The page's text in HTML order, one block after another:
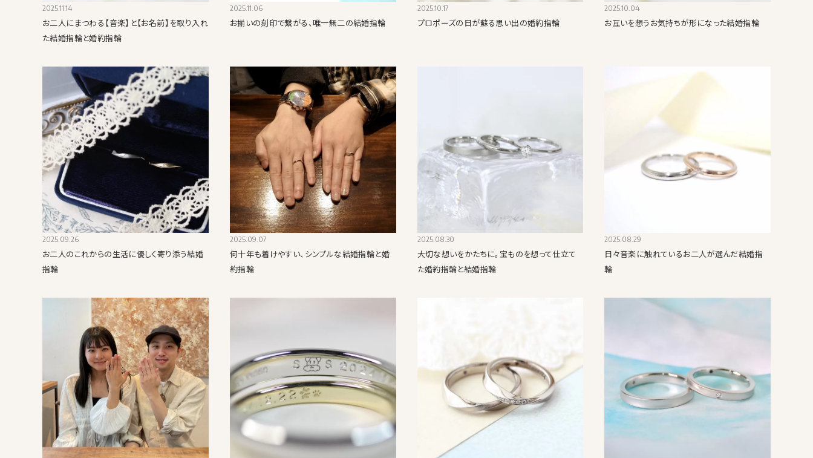
2025.11.14
お二人にまつわる【音楽】と【お名前】を取り入れ
た結婚指輪と婚約指輪
2025.11.06
お揃いの刻印で繋がる、唯一無二の結婚指輪
2025.10.17
プロポーズの日が蘇る思い出の婚約指輪
2025.10.04
お互いを想うお気持ちが形になった結婚指輪
2025.09.26
お二人のこれからの生活に優しく寄り添う結婚
指輪
2025.09.07
何十年も着けやすい、シンプルな結婚指輪と婚
約指輪
2025.08.30
大切な想いをかたちに。宝ものを想って仕立て
た婚約指輪と結婚指輪
2025.08.29
日々音楽に触れているお二人が選んだ結婚指
輪